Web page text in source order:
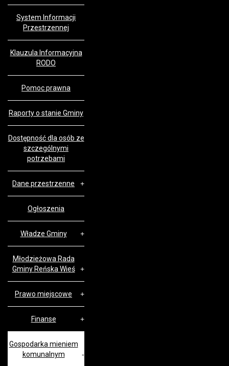
System Informacji
Przestrzennej
Klauzula Informacyjna
RODO
Pomoc prawna
Raporty o stanie Gminy
Dostępność dla osób ze
szczególnymi
potrzebami
Dane przestrzenne
Ogłoszenia
Władze Gminy
Młodzieżowa Rada
Gminy Reńska Wieś
Prawo miejscowe
Finanse
Gospodarka mieniem
komunalnym